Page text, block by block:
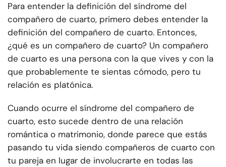
Para entender la definición del síndrome del
compañero de cuarto, primero debes entender la
definición del compañero de cuarto. Entonces,
¿qué es un compañero de cuarto? Un compañero
de cuarto es una persona con la que vives y con la
que probablemente te sientas cómodo, pero tu
relación es platónica.
Cuando ocurre el síndrome del compañero de
cuarto, esto sucede dentro de una relación
romántica o matrimonio, donde parece que estás
pasando tu vida siendo compañeros de cuarto con
tu pareja en lugar de involucrarte en todas las